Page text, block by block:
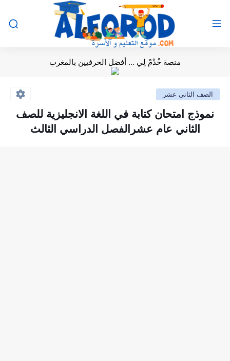
منصة خْدْمْ لِي ... أفضل الحرفيين بالمغرب
الصف الثاني عشر
نموذج امتحان كتابة في اللغة الانجليزية للصف
الثاني عام عشرالفصل الدراسي الثالث